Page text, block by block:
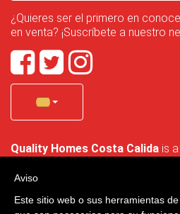
¿Quieres ser el primero en
en venta? ¡Suscríbete a nuestro
Quality Homes Costa Calida is
no. B-30750053 and address:
Aviso
Este sitio web o sus herramientas